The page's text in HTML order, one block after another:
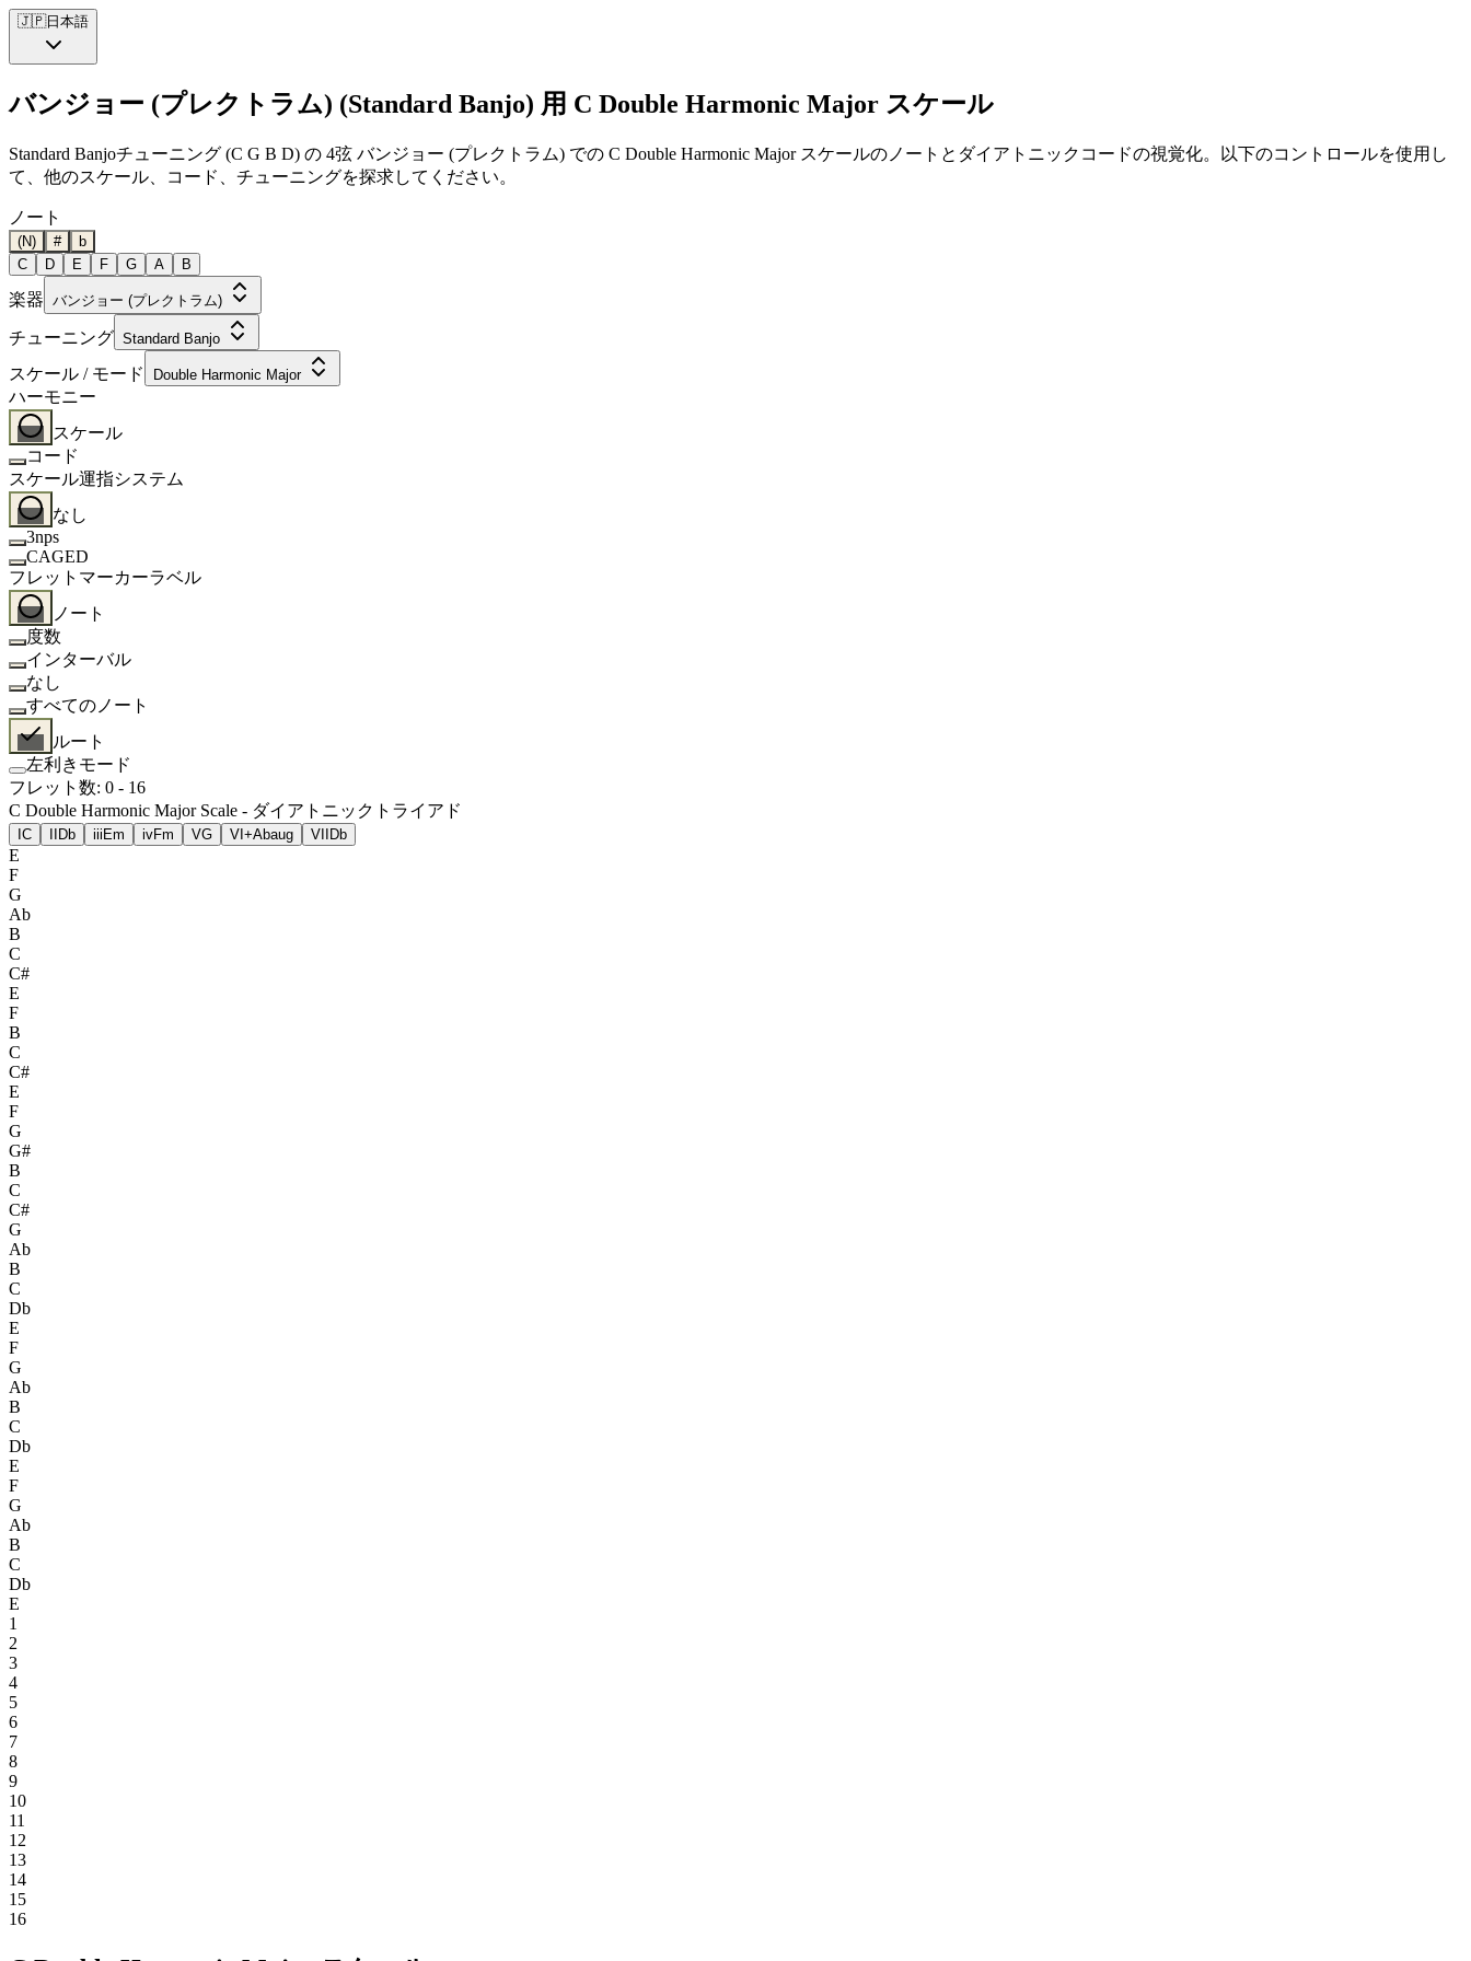
🇯🇵日本語
バンジョー (プレクトラム) (Standard Banjo) 用 C Double Harmonic Major スケール
Standard Banjoチューニング (C G B D) の 4弦 バンジョー (プレクトラム) での C Double Harmonic Major スケールのノートとダイアトニックコードの視覚化。以下のコントロールを使用し
て、他のスケール、コード、チューニングを探求してください。
ノート
(N) #
b
C
D E F G A B
楽器 バンジョー (プレクトラム)
チューニング Standard Banjo
スケール / モード Double Harmonic Major
ハーモニー
スケール
コード
スケール運指システム
なし
3nps
CAGED
フレットマーカーラベル
ノート
度数
インターバル
なし
すべてのノート
ルート
左利きモード
フレット数: 0 - 16
C Double Harmonic Major Scale - ダイアトニックトライアド
C Db iii Em ivFm VG VI+Abaug VII Db
E
F
G
Ab
B
C
C#
E
F
B
C
C#
E
F
G
G#
B
C
C#
G
Ab
B
C
Db
E
F
G
Ab
B
C
Db
E
F
G
Ab
B
C
Db
E
1
2
3
4
5
6
7
8
9
10
11
12
13
14
15
16